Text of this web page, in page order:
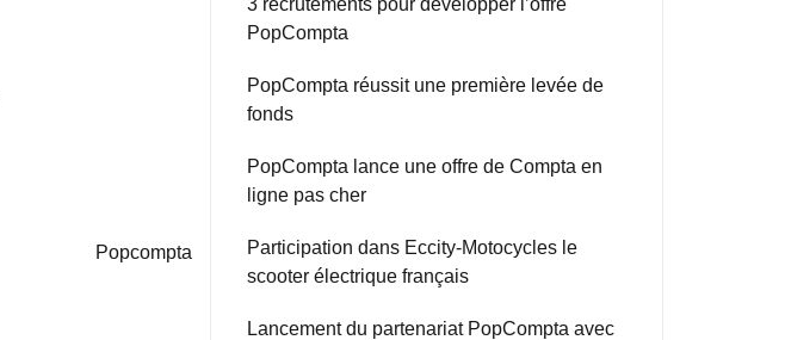
Popcompta
3 recrutements pour développer l’offre
PopCompta
PopCompta réussit une première levée de
fonds
PopCompta lance une offre de Compta en
ligne pas cher
Participation dans Eccity-Motocycles le
scooter électrique français
Lancement du partenariat PopCompta avec